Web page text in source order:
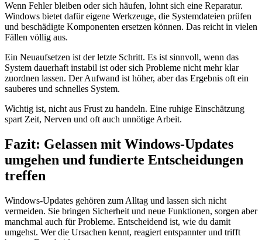
Wenn Fehler bleiben oder sich häufen, lohnt sich eine Reparatur.
Windows bietet dafür eigene Werkzeuge, die Systemdateien prüfen
und beschädigte Komponenten ersetzen können. Das reicht in vielen
Fällen völlig aus.
Ein Neuaufsetzen ist der letzte Schritt. Es ist sinnvoll, wenn das
System dauerhaft instabil ist oder sich Probleme nicht mehr klar
zuordnen lassen. Der Aufwand ist höher, aber das Ergebnis oft ein
sauberes und schnelles System.
Wichtig ist, nicht aus Frust zu handeln. Eine ruhige Einschätzung
spart Zeit, Nerven und oft auch unnötige Arbeit.
Fazit: Gelassen mit Windows-Updates
umgehen und fundierte Entscheidungen
treffen
Windows-Updates gehören zum Alltag und lassen sich nicht
vermeiden. Sie bringen Sicherheit und neue Funktionen, sorgen aber
manchmal auch für Probleme. Entscheidend ist, wie du damit
umgehst. Wer die Ursachen kennt, reagiert entspannter und trifft